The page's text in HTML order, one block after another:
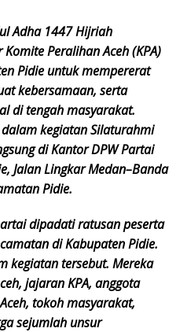
Adha 1447 Hijriah
Peralihan Aceh (KPA)
Pidie untuk mempererat
kebersamaan, serta
di tengah masyarakat.
kegiatan Silaturahmi
di Kantor DPW Partai
Jalan Lingkar Medan–Banda
Pidie.
dipadati ratusan peserta
di Kabupaten Pidie.
kegiatan tersebut. Mereka
jajaran KPA, anggota
tokoh masyarakat,
sejumlah unsur